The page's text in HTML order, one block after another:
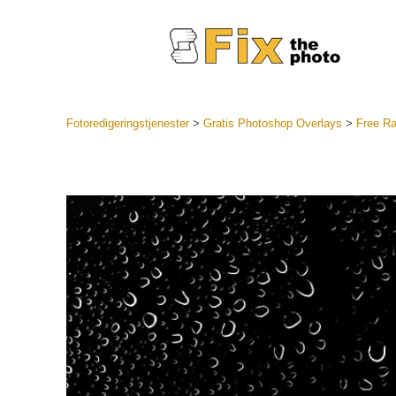
LR
bedste
Mobile
Fotoredigeringstjenester> Gratis Photoshop Overlays > Free